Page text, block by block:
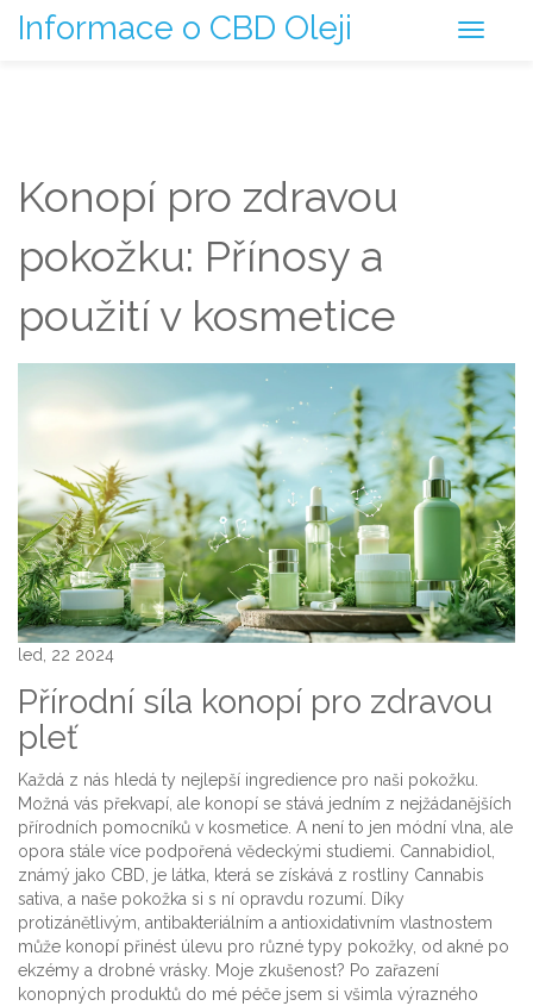
Informace o CBD Oleji
Konopí pro zdravou
pokožku: Přínosy a
použití v kosmetice
led, 22 2024
Přírodní síla konopí pro zdravou
pleť
Každá z nás hledá ty nejlepší ingredience pro naši pokožku.
Možná vás překvapí, ale konopí se stává jedním z nejžádanějších
přírodních pomocníků v kosmetice. A není to jen módní vlna, ale
opora stále více podpořená vědeckými studiemi. Cannabidiol,
známý jako CBD, je látka, která se získává z rostliny Cannabis
sativa, a naše pokožka si s ní opravdu rozumí. Díky
protizánětlivým, antibakteriálním a antioxidativním vlastnostem
může konopí přinést úlevu pro různé typy pokožky, od akné po
ekzémy a drobné vrásky. Moje zkušenost? Po zařazení
konopných produktů do mé péče jsem si všimla výrazného